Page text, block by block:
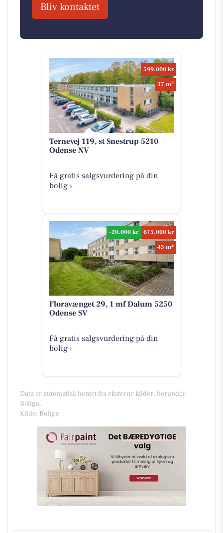
Bliv kontaktet
599.000 kr
37 m2
Ternevej 119, st Snestrup 5210
Odense NV
Få gratis salgsvurdering på din
bolig ›
-20.000 kr
675.000 kr
43 m2
Floravænget 29, 1 mf Dalum 5250
Odense SV
Få gratis salgsvurdering på din
bolig ›
Data er automatisk hentet fra eksterne kilder, herunder
Boliga.
Kilde: Boliga